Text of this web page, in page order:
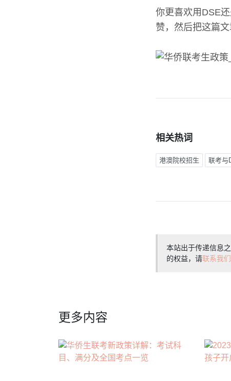
你更喜欢用DSE
赞，然后把这篇文
相关热词
港澳院校招生 联考与
本站出于传递信息
的权益，请联系我们
更多内容